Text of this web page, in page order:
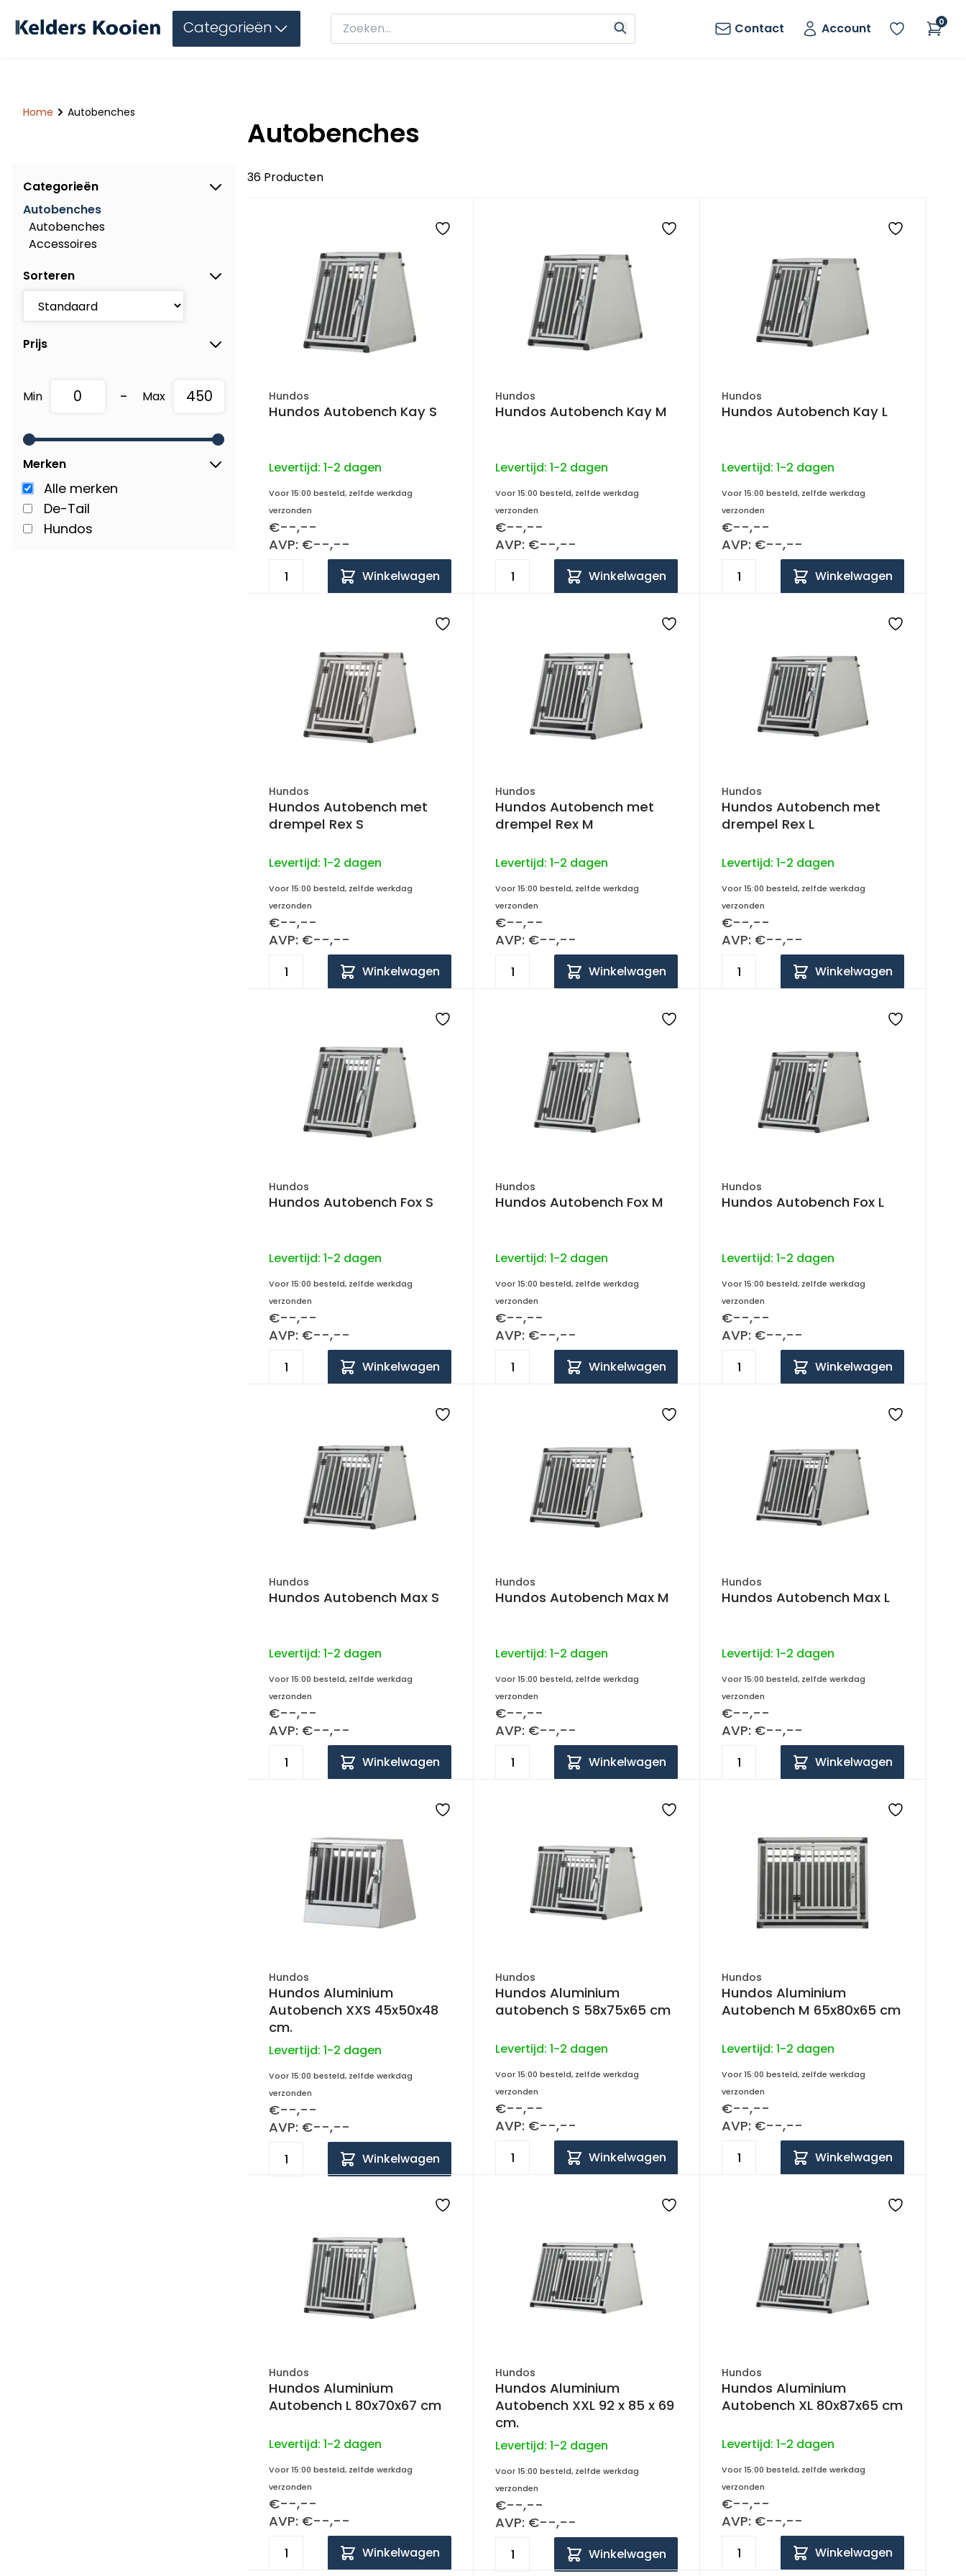
Categorieën Contact Account 0
Home Autobenches
Categorieën
Autobenches
Autobenches
Accessoires
Sorteren
Prijs
Min - Max
Merken
Alle merken
De-Tail
Hundos
Autobenches
36 Producten
Hundos
Hundos Autobench Kay S
Levertijd: 1-2 dagen
Voor 15:00 besteld, zelfde werkdag
verzonden
€--,--
AVP: €--,--
Winkelwagen
Hundos
Hundos Autobench Kay M
Levertijd: 1-2 dagen
Voor 15:00 besteld, zelfde werkdag
verzonden
€--,--
AVP: €--,--
Winkelwagen
Hundos
Hundos Autobench Kay L
Levertijd: 1-2 dagen
Voor 15:00 besteld, zelfde werkdag
verzonden
€--,--
AVP: €--,--
Winkelwagen
Hundos
Hundos Autobench met
drempel Rex S
Levertijd: 1-2 dagen
Voor 15:00 besteld, zelfde werkdag
verzonden
€--,--
AVP: €--,--
Winkelwagen
Hundos
Hundos Autobench met
drempel Rex M
Levertijd: 1-2 dagen
Voor 15:00 besteld, zelfde werkdag
verzonden
€--,--
AVP: €--,--
Winkelwagen
Hundos
Hundos Autobench met
drempel Rex L
Levertijd: 1-2 dagen
Voor 15:00 besteld, zelfde werkdag
verzonden
€--,--
AVP: €--,--
Winkelwagen
Hundos
Hundos Autobench Fox S
Levertijd: 1-2 dagen
Voor 15:00 besteld, zelfde werkdag
verzonden
€--,--
AVP: €--,--
Winkelwagen
Hundos
Hundos Autobench Fox M
Levertijd: 1-2 dagen
Voor 15:00 besteld, zelfde werkdag
verzonden
€--,--
AVP: €--,--
Winkelwagen
Hundos
Hundos Autobench Fox L
Levertijd: 1-2 dagen
Voor 15:00 besteld, zelfde werkdag
verzonden
€--,--
AVP: €--,--
Winkelwagen
Hundos
Hundos Autobench Max S
Levertijd: 1-2 dagen
Voor 15:00 besteld, zelfde werkdag
verzonden
€--,--
AVP: €--,--
Winkelwagen
Hundos
Hundos Autobench Max M
Levertijd: 1-2 dagen
Voor 15:00 besteld, zelfde werkdag
verzonden
€--,--
AVP: €--,--
Winkelwagen
Hundos
Hundos Autobench Max L
Levertijd: 1-2 dagen
Voor 15:00 besteld, zelfde werkdag
verzonden
€--,--
AVP: €--,--
Winkelwagen
Hundos
Hundos Aluminium
Autobench XXS 45x50x48
cm.
Levertijd: 1-2 dagen
Voor 15:00 besteld, zelfde werkdag
verzonden
€--,--
AVP: €--,--
Winkelwagen
Hundos
Hundos Aluminium
autobench S 58x75x65 cm
Levertijd: 1-2 dagen
Voor 15:00 besteld, zelfde werkdag
verzonden
€--,--
AVP: €--,--
Winkelwagen
Hundos
Hundos Aluminium
Autobench M 65x80x65 cm
Levertijd: 1-2 dagen
Voor 15:00 besteld, zelfde werkdag
verzonden
€--,--
AVP: €--,--
Winkelwagen
Hundos
Hundos Aluminium
Autobench L 80x70x67 cm
Levertijd: 1-2 dagen
Voor 15:00 besteld, zelfde werkdag
verzonden
€--,--
AVP: €--,--
Winkelwagen
Hundos
Hundos Aluminium
Autobench XXL 92 x 85 x 69
cm.
Levertijd: 1-2 dagen
Voor 15:00 besteld, zelfde werkdag
verzonden
€--,--
AVP: €--,--
Winkelwagen
Hundos
Hundos Aluminium
Autobench XL 80x87x65 cm
Levertijd: 1-2 dagen
Voor 15:00 besteld, zelfde werkdag
verzonden
€--,--
AVP: €--,--
Winkelwagen